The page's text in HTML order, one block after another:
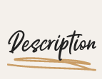
Description